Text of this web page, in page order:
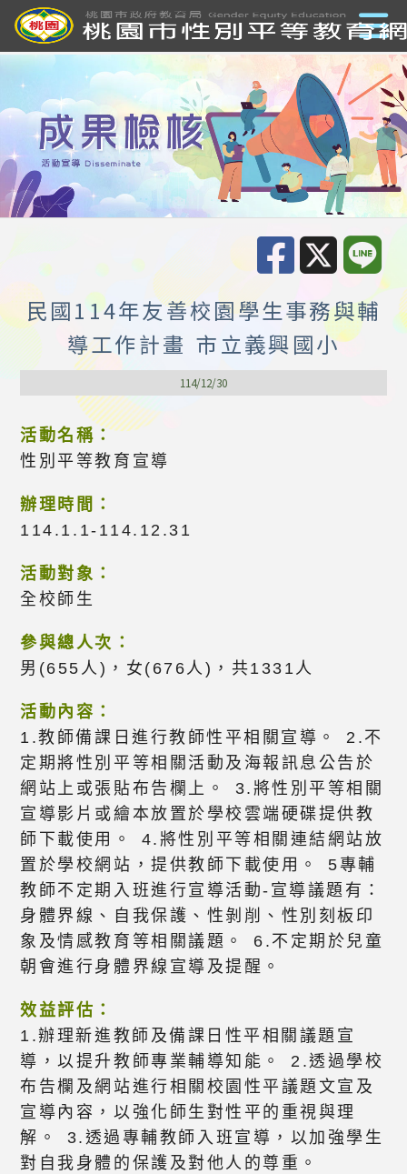
民國114年友善校園學生事務與輔
導工作計畫 市立義興國小
114/12/30
活動名稱：
性別平等教育宣導
辦理時間：
114.1.1-114.12.31
活動對象：
全校師生
參與總人次：
男(655人)，女(676人)，共1331人
活動內容：
1.教師備課日進行教師性平相關宣導。 2.不
定期將性別平等相關活動及海報訊息公告於
網站上或張貼布告欄上。 3.將性別平等相關
宣導影片或繪本放置於學校雲端硬碟提供教
師下載使用。 4.將性別平等相關連結網站放
置於學校網站，提供教師下載使用。 5專輔
教師不定期入班進行宣導活動-宣導議題有：
身體界線、自我保護、性剝削、性別刻板印
象及情感教育等相關議題。 6.不定期於兒童
朝會進行身體界線宣導及提醒。
效益評估：
1.辦理新進教師及備課日性平相關議題宣
導，以提升教師專業輔導知能。 2.透過學校
布告欄及網站進行相關校園性平議題文宣及
宣導內容，以強化師生對性平的重視與理
解。 3.透過專輔教師入班宣導，以加強學生
對自我身體的保護及對他人的尊重。